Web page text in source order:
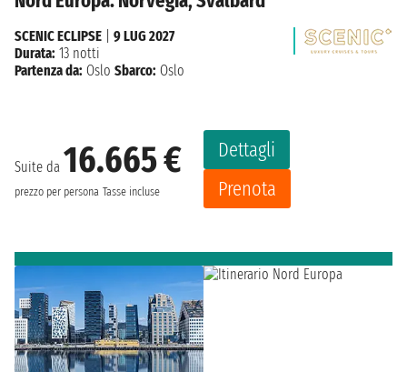
Suite da 16.665 €
prezzo per persona Tasse incluse
Dettagli
Prenota
SCENIC ECLIPSE
9 LUG 2027
Durata: 13 notti
Partenza da: Oslo Sbarco: Oslo